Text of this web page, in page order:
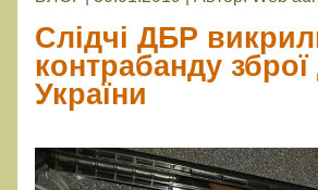
Слідчі ДБР
контрабанду зброї
України